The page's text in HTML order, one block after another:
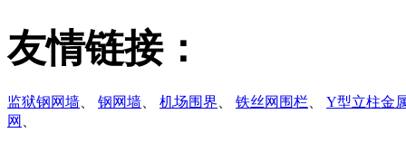
友情链接：
监狱钢网墙 钢网墙 机场围界 铁丝网围栏
Y型立柱金
网